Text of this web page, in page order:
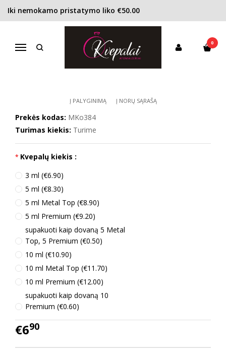
Iki nemokamo pristatymo liko €50.00
Navigacija
0
Pagrindinis KONCENTRACIJA
Kvapusis vanduo (EDP)
Michael Kors Sexy Ruby EDP moterims
MICHAEL KORS SEXY RUBY EDP
Į PALYGINIMĄ Į NORŲ SĄRAŠĄ
Prekės kodas: MKo384
Turimas kiekis: Turime
Kvepalų kiekis :
3 ml (€6.90)
5 ml (€8.30)
5 ml Metal Top (€8.90)
5 ml Premium (€9.20)
supakuoti kaip dovaną 5 Metal
Top, 5 Premium (€0.50)
10 ml (€10.90)
10 ml Metal Top (€11.70)
10 ml Premium (€12.00)
supakuoti kaip dovaną 10
Premium (€0.60)
€690